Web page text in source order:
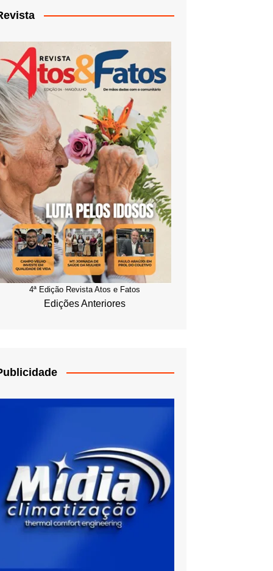
4ª Edição Revista Atos e Fatos
Edições Anteriores